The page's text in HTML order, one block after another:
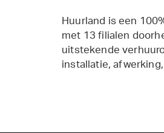
Huurland is een
met 13 filialen
uitstekende
installatie,